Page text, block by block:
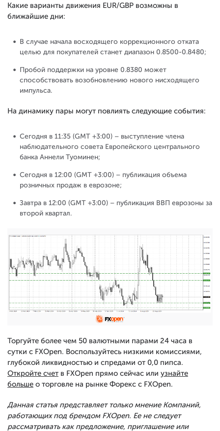
Какие варианты движения EUR/GBP возможны в
ближайшие дни:
В случае начала восходящего коррекционного отката
целью для покупателей станет диапазон 0.8500-0.8480;
Пробой поддержки на уровне 0.8380 может
способствовать возобновлению нового нисходящего
импульса.
На динамику пары могут повлиять следующие события:
Сегодня в 11:35 (GMT +3:00) – выступление члена
наблюдательного совета Европейского центрального
банка Аннели Туоминен;
Сегодня в 12:00 (GMT +3:00) – публикация объема
розничных продаж в еврозоне;
Завтра в 12:00 (GMT +3:00) – публикация ВВП еврозоны за
второй квартал.
Торгуйте более чем 50 валютными парами 24 часа в
сутки с FXOpen. Воспользуйтесь низкими комиссиями,
глубокой ликвидностью и спредами от 0,0 пипса.
Откройте счет в FXOpen прямо сейчас или узнайте
больше о торговле на рынке Форекс с FXOpen.
Данная статья представляет только мнение Компаний,
работающих под брендом FXOpen. Ее не следует
рассматривать как предложение, приглашение или